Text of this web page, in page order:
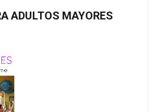
ADULTOS MAYORES